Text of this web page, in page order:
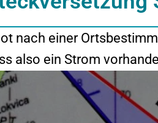
nach einer
also ein Strom